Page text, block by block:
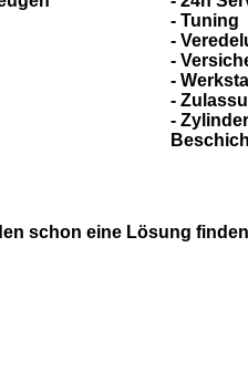
- Tuning
-
-
-
-
-
schon eine Lösung